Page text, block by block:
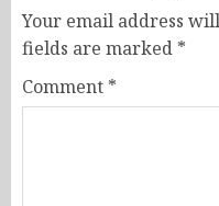
Your email address
fields are marked *
Comment *